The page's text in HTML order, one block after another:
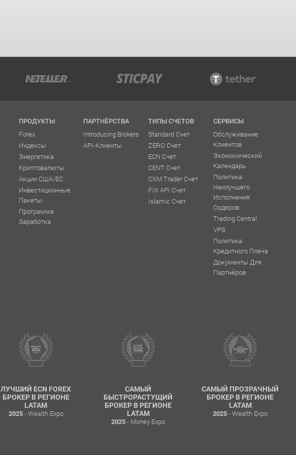
ПРОДУКТЫ
Forex
Индексы
Энергетика
Криптовалюты
Акции США/ЕС
Инвестиционные
Пакеты
Программа
Заработка
ПАРТНЁРСТВА
Introducing Brokers
API-Клиенты
ТИПЫ СЧЕТОВ
Standard Счет
ZERO Счет
ECN Счет
CENT Счет
CXM Trader Счет
FIX API Счет
Islamic Счет
СЕРВИСЫ
Обслуживание
Клиентов
Экономический
Календарь
Политика
Наилучшего
Исполнения
Ордеров
Trading Central
VPS
Политика
Кредитного Плеча
Документы Для
Партнёров
ЛУЧШИЙ ECN FOREX
БРОКЕР В РЕГИОНЕ
LATAM
2025- Wealth Expo
САМЫЙ
БЫСТРОРАСТУЩИЙ
БРОКЕР В РЕГИОНЕ
LATAM
2025 - Money Expo
САМЫЙ ПРОЗРАЧНЫЙ
БРОКЕР В РЕГИОНЕ
LATAM
2025 - Wealth Expo